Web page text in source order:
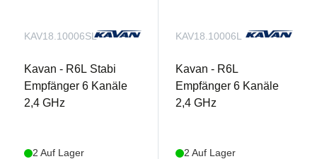
KAV18.10006SL
Kavan - R6L Stabi
Empfänger 6 Kanäle
2,4 GHz
2 Auf Lager
KAV18.10006L
Kavan - R6L
Empfänger 6 Kanäle
2,4 GHz
2 Auf Lager